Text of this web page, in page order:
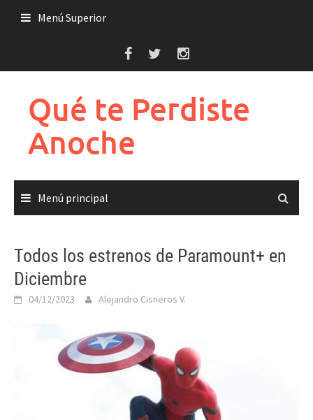
Menú Superior
Qué te Perdiste
Anoche
Menú principal
Todos los estrenos de Paramount+ en
Diciembre
04/12/2023 Alejandro Cisneros V.